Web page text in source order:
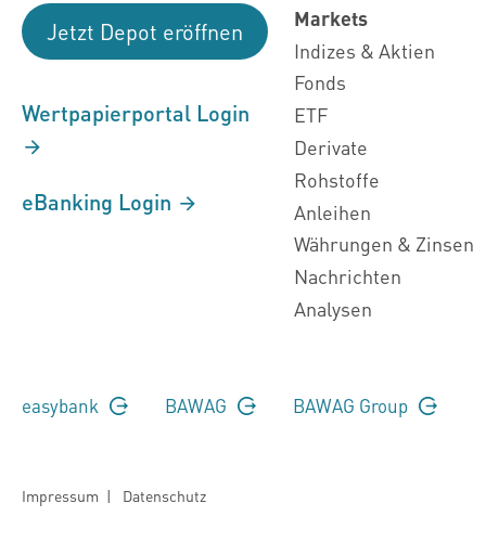
Jetzt Depot eröffnen
Wertpapierportal Login
eBanking Login
Markets
Indizes & Aktien
Fonds
ETF
Derivate
Rohstoffe
Anleihen
Währungen & Zinsen
Nachrichten
Analysen
easybank BAWAG BAWAG Group
Impressum | Datenschutz